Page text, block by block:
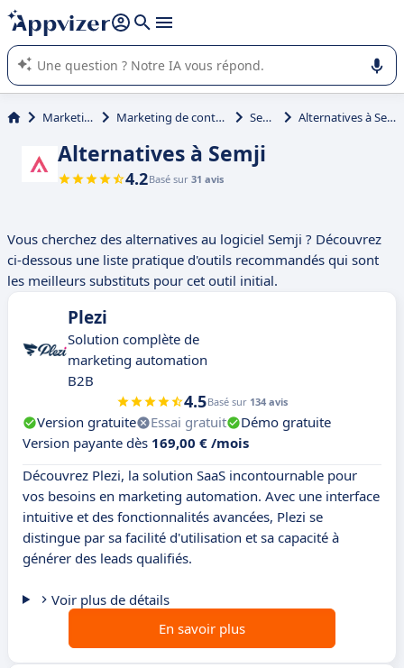
répondre (plusieurs lignes avec
L'IA de Appvizer vous guide dans l'utilisation ou la sélection de
logiciel SaaS en entreprise.
Marketing Marketing de contenu Semji Alternatives à Semji
Alternatives à Semji
4.2Basé sur 31 avis
Vous cherchez des alternatives au logiciel Semji ? Découvrez
ci-dessous une liste pratique d'outils recommandés qui sont
les meilleurs substituts pour cet outil initial.
Plezi
Solution complète de
marketing automation
B2B
4.5Basé sur 134 avis
Version gratuite Essai gratuit
Démo gratuite
Version payante dès 169,00 € /mois
Découvrez Plezi, la solution SaaS incontournable pour
vos besoins en marketing automation. Avec une interface
intuitive et des fonctionnalités avancées, Plezi se
distingue par sa facilité d'utilisation et sa capacité à
générer des leads qualifiés.
Voir plus de détails
En savoir plus